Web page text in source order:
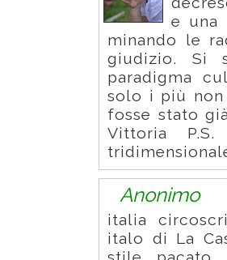
e una
minando le
giudizio. Si
paradigma
solo i più
fosse stato
Vittoria
Anonimo
italia
italo di La